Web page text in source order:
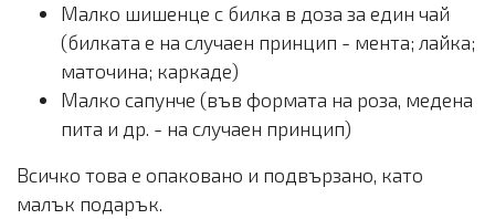
Малко шишенце с билка в доза за един чай
(билката е на случаен принцип - мента; лайка;
маточина; каркаде)
Малко сапунче (във формата на роза, медена
пита и др. - на случаен принцип)
Всичко това е опаковано и подвързано, като
малък подарък.